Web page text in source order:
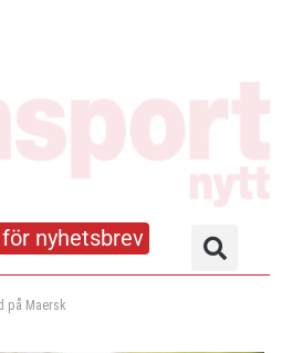
nyhetsbrev
på Maersk